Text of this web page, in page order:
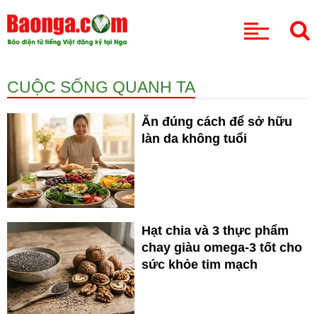
CUỘC SỐNG QUANH TA
Ăn đúng cách để sở hữu
làn da không tuổi
Hạt chia và 3 thực phẩm
chay giàu omega-3 tốt cho
sức khỏe tim mạch